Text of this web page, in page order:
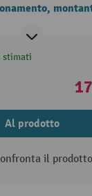
stimati
Al prodotto
il prodotto